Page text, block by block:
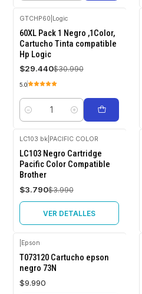
-5%
OFF
GTCHP60 Logic
60XL Pack 1 Negro ,1Color,
Cartucho Tinta compatible
Hp Logic
$29.440$30.990
5.0
Cantidad
-5%
OFF
Agotado
LC103 bk| PACIFIC COLOR
LC103 Negro Cartridge
Pacific Color Compatible
Brother
$3.790$3.990
VER DETALLES
Epson
T073120 Cartucho epson
negro 73N
$9.990